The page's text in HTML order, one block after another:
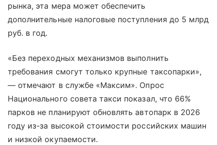
рынка, эта мера может обеспечить
дополнительные налоговые поступления до 5 млрд
руб. в год.
«Без переходных механизмов выполнить
требования смогут только крупные таксопарки»,
— отмечают в службе «Максим». Опрос
Национального совета такси показал, что 66%
парков не планируют обновлять автопарк в 2026
году из-за высокой стоимости российских машин
и низкой окупаемости.